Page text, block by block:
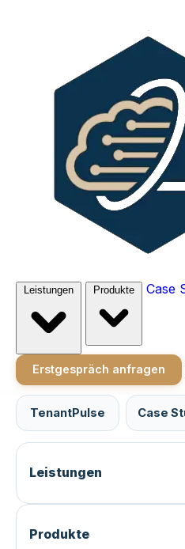
Case
Erstgespräch anfragen
TenantPulse Case
Leistungen
Produkte